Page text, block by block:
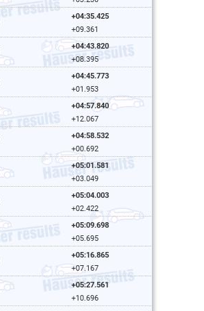
+04:35.425
+09.361
+04:43.820
+08.395
+04:45.773
+01.953
+04:57.840
+12.067
+04:58.532
+00.692
+05:01.581
+03.049
+05:04.003
+02.422
+05:09.698
+05.695
+05:16.865
+07.167
+05:27.561
+10.696